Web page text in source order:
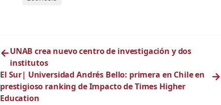
←UNAB crea nuevo centro de investigación y dos
institutos
El Sur| Universidad Andrés Bello: primera en Chile en
prestigioso ranking de Impacto de Times Higher
Education
→